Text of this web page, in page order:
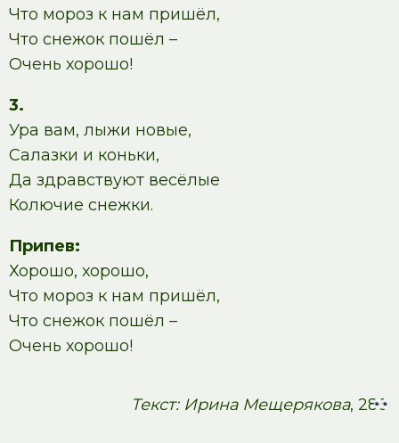
Что мороз к нам пришёл,
Что снежок пошёл –
Очень хорошо!
3.
Ура вам, лыжи новые,
Салазки и коньки,
Да здравствуют весёлые
Колючие снежки.
Припев:
Хорошо, хорошо,
Что мороз к нам пришёл,
Что снежок пошёл –
Очень хорошо!
Текст: Ирина Мещерякова, 286